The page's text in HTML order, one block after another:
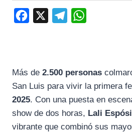
b
o
g
r
a
s
A
Más de 2.500 personas
San Luis para vivir la primera
2025. Con una puesta en
show de dos horas, Lali
vibrante que combinó sus